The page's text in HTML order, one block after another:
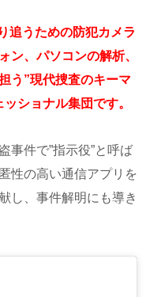
追うための防犯カメラ
ン、パソコンの解析、
う”現代捜査のキーマ
ショナル集団です。
事件で”指示役”と呼ば
性の高い通信アプリを
し、事件解明にも導き